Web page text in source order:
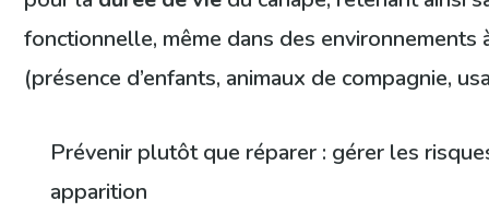
fonctionnelle, même dans des
(présence d’enfants, animaux de compagnie,
Prévenir plutôt que réparer : gérer les
apparition